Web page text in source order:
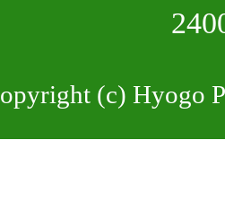
(c) Hyogo